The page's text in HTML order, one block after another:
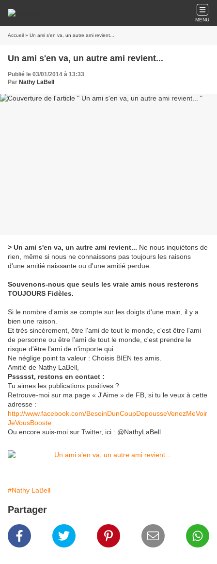
MENU
Accueil » Un ami s'en va, un autre ami revient...
Un ami s'en va, un autre ami revient...
Publié le 03/01/2014 à 13:33
Par Nathy LaBell
> Un ami s'en va, un autre ami revient... Ne nous inquiétons de
rien, même si nous ne connaissons pas toujours les raisons
d'une amitié naissante ou d'une amitié perdue.
Souvenons-nous que seuls les vraie amis nous resterons
TOUJOURS Fidèles.
Si le nombre d'amis se compte sur les doigts d'une main, il y a
bien une raison.
Et très sincèrement, être l'ami de tout le monde, c'est être l'ami
de personne ou être l'ami de tout le monde, c'est prendre le
risque d'être l'ami de n'importe qui.
Ne néglige point ta valeur : Choisis BIEN tes amis.
Amitié de Nathy LaBell,
Pssssst, restons en contact :
Tu aimes les publications positives ?
Retrouve-moi sur ma page « J'Aime » de FB, si tu le veux à cette
adresse :
http://www.facebook.com/BesoinDunCoupDepousseVenezMeVoir
JeVousBooste
Ou encore suis-moi sur Twitter, ici : @NathyLaBell
#Nathy LaBell
Partager